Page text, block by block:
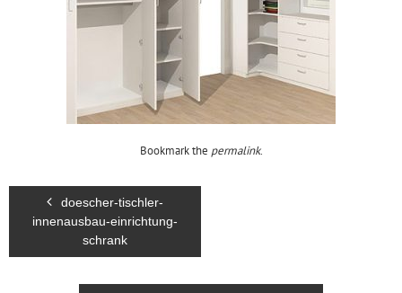
Bookmark the permalink.
doescher-tischler-
innenausbau-einrichtung-
schrank